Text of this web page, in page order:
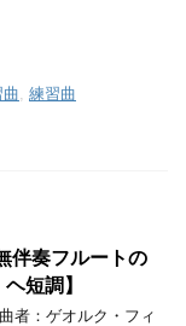
練習曲
伴奏フルートの
短調】
者：ゲオルク・フィ